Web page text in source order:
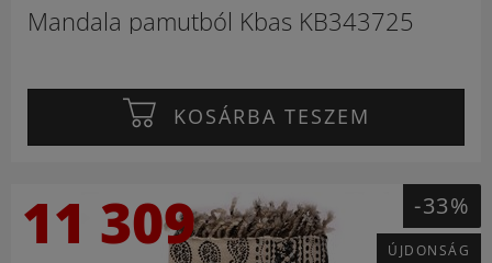
Mandala pamutból Kbas KB343725
KOSÁRBA TESZEM
11 309 -33%
ÚJDONSÁG